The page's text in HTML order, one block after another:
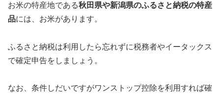
お米の特産地である秋田県や新潟県のふるさと納税の特産
品には、お米があります。
ふるさと納税は利用したら忘れずに税務者やイータックス
で確定申告をしましょう。
なお、条件しだいですがワンストップ控除を利用すれば確